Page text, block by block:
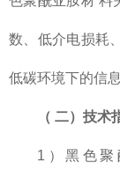
数、低介电损耗
低碳环境下的信
（ 二）技术
1）黑色聚